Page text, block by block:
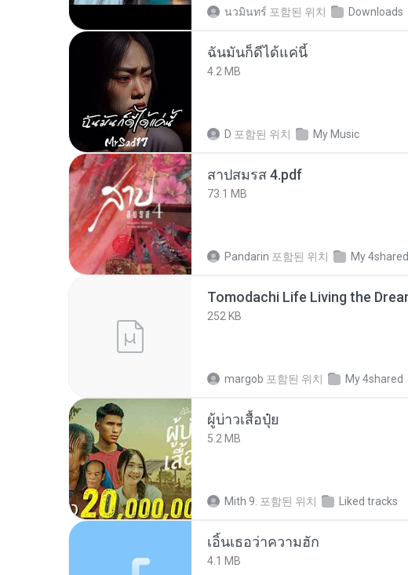
นวมินทร์ 포함된 위치 Downloads
ฉันมันก็ดีได้แค่นี้
4.2 MB
D 포함된 위치 My Music
สาปสมรส 4.pdf
73.1 MB
Pandarin 포함된 위치 My 4shared
252 KB
margob 포함된 위치 My 4shared
ผู้บ่าวเสื้อปุ๋ย
5.2 MB
Mith 9. 포함된 위치 Liked tracks
เอิ้นเธอว่าความฮัก
4.1 MB